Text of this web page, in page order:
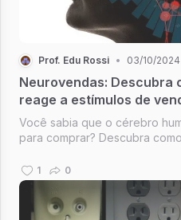
Prof. Edu Rossi • 03/10/2024
Neurovendas: Descubra
reage a estímulos de
Você sabia que o cérebro
para comprar? Descubra
1 0